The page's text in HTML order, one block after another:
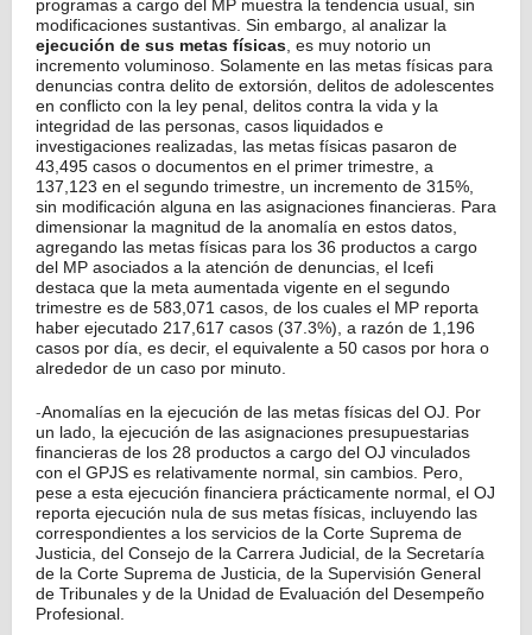
programas a cargo del MP muestra la tendencia usual, sin
modificaciones sustantivas. Sin embargo, al analizar la
ejecución de sus metas físicas , es muy notorio un
incremento voluminoso. Solamente en las metas físicas para
denuncias contra delito de extorsión, delitos de adolescentes
en conflicto con la ley penal, delitos contra la vida y la
integridad de las personas, casos liquidados e
investigaciones realizadas, las metas físicas pasaron de
43,495 casos o documentos en el primer trimestre, a
137,123 en el segundo trimestre, un incremento de 315%,
sin modificación alguna en las asignaciones financieras. Para
dimensionar la magnitud de la anomalía en estos datos,
agregando las metas físicas para los 36 productos a cargo
del MP asociados a la atención de denuncias, el Icefi
destaca que la meta aumentada vigente en el segundo
trimestre es de 583,071 casos, de los cuales el MP reporta
haber ejecutado 217,617 casos (37.3%), a razón de 1,196
casos por día, es decir, el equivalente a 50 casos por hora o
alrededor de un caso por minuto.
-Anomalías en la ejecución de las metas físicas del OJ. Por
un lado, la ejecución de las asignaciones presupuestarias
financieras de los 28 productos a cargo del OJ vinculados
con el GPJS es relativamente normal, sin cambios. Pero,
pese a esta ejecución financiera prácticamente normal, el OJ
reporta ejecución nula de sus metas físicas, incluyendo las
correspondientes a los servicios de la Corte Suprema de
Justicia, del Consejo de la Carrera Judicial, de la Secretaría
de la Corte Suprema de Justicia, de la Supervisión General
de Tribunales y de la Unidad de Evaluación del Desempeño
Profesional.